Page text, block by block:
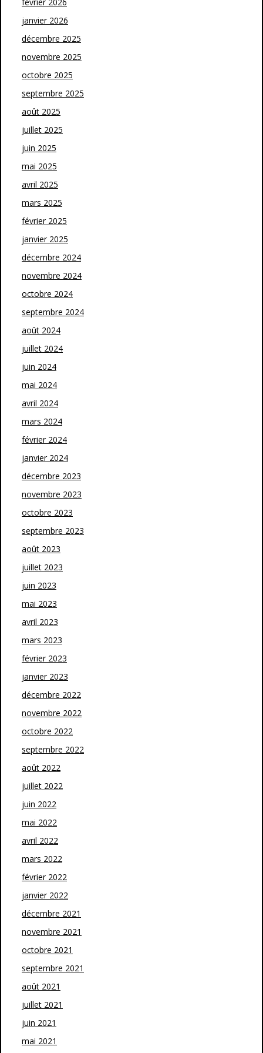
janvier 2026
décembre 2025
novembre 2025
octobre 2025
septembre 2025
août 2025
juillet 2025
juin 2025
mai 2025
avril 2025
mars 2025
février 2025
janvier 2025
décembre 2024
novembre 2024
octobre 2024
septembre 2024
août 2024
juillet 2024
juin 2024
mai 2024
avril 2024
mars 2024
février 2024
janvier 2024
décembre 2023
novembre 2023
octobre 2023
septembre 2023
août 2023
juillet 2023
juin 2023
mai 2023
avril 2023
mars 2023
février 2023
janvier 2023
décembre 2022
novembre 2022
octobre 2022
septembre 2022
août 2022
juillet 2022
juin 2022
mai 2022
avril 2022
mars 2022
février 2022
janvier 2022
décembre 2021
novembre 2021
octobre 2021
septembre 2021
août 2021
juillet 2021
juin 2021
mai 2021